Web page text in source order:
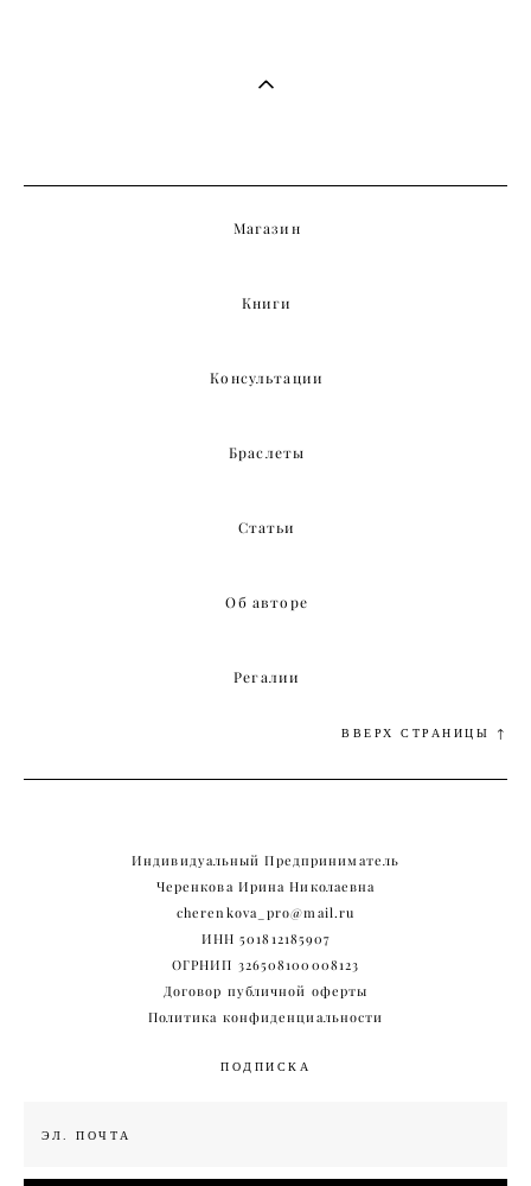
Магазин
Книги
Консультации
Браслеты
Статьи
Об авторе
Регалии
ВВЕРХ СТРАНИЦЫ ↑
Индивидуальный Предприниматель
Черенкова Ирина Николаевна
cherenkova_pro@mail.ru
ИНН 501812185907
ОГРНИП 326508100008123
Договор публичной оферты
Политика конфиденциальности
ПОДПИСКА